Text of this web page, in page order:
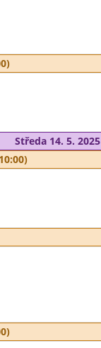
Středa 14. 5. 2025